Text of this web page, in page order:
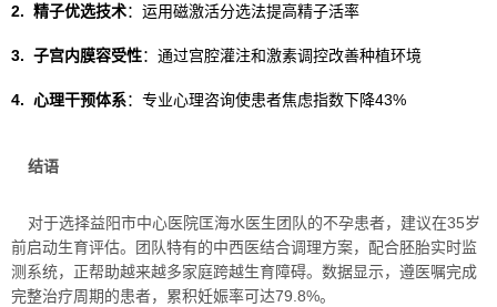
2. 精子优选技术：运用磁激活分选法提高精子活率
3. 子宫内膜容受性：通过宫腔灌注和激素调控改善种植环境
4. 心理干预体系：专业心理咨询使患者焦虑指数下降43%
结语
对于选择益阳市中心医院匡海水医生团队的不孕患者，建议在35岁
前启动生育评估。团队特有的中西医结合调理方案，配合胚胎实时监
测系统，正帮助越来越多家庭跨越生育障碍。数据显示，遵医嘱完成
完整治疗周期的患者，累积妊娠率可达79.8%。